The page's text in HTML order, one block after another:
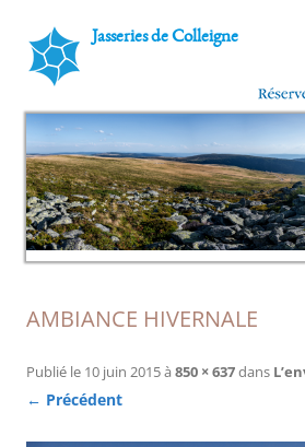
Jasseries de Colleigne
AMBIANCE HIVERNALE
Publié le 10 juin 2015à 850 × 637dans
← Précédent